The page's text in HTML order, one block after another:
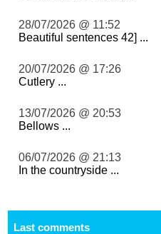
28/07/2026 @ 11:52
Beautiful sentences 42] ...
20/07/2026 @ 17:26
Cutlery ...
13/07/2026 @ 20:53
Bellows ...
06/07/2026 @ 21:13
In the countryside ...
Last comments